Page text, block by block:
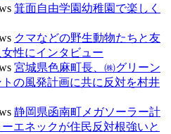
箕面自由学園幼稚園で楽しく
クマなどの野生動物たちと友
性にインタビュー
宮城県色麻町長、㈱グリーン
の風発計画に共に反対を村井
静岡県函南町メガソーラー計
エネックが住民反対根強いと